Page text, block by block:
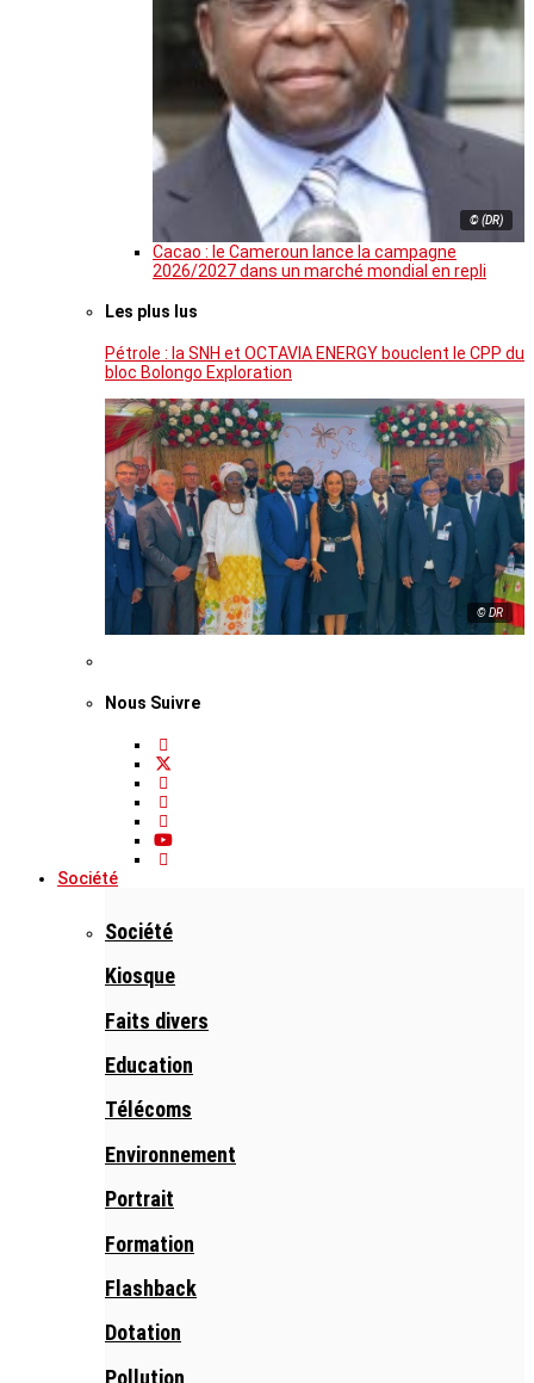
© (DR)
Cacao : le Cameroun lance la campagne
2026/2027 dans un marché mondial en repli
Les plus lus
Pétrole : la SNH et OCTAVIA ENERGY bouclent le CPP du
bloc Bolongo Exploration
© DR
Nous Suivre
Société
Société
Kiosque
Faits divers
Education
Télécoms
Environnement
Portrait
Formation
Flashback
Dotation
Pollution